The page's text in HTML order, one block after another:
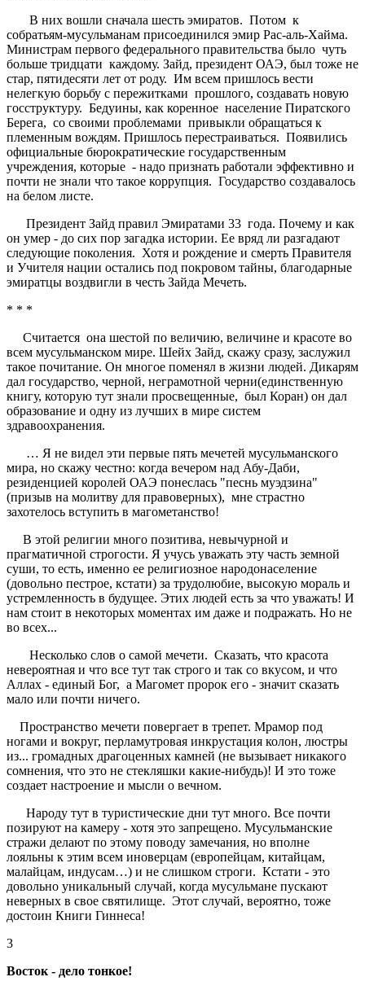
В них вошли сначала шесть эмиратов. Потом к
собратьям-мусульманам присоединился эмир Рас-аль-Хайма.
Министрам первого федерального правительства было чуть
больше тридцати каждому. Зайд, президент ОАЭ, был тоже не
стар, пятидесяти лет от роду. Им всем пришлось вести
нелегкую борьбу с пережитками прошлого, создавать новую
госструктуру. Бедуины, как коренное население Пиратского
Берега, со своими проблемами привыкли обращаться к
племенным вождям. Пришлось перестраиваться. Появились
официальные бюрократические государственным
учреждения, которые - надо признать работали эффективно и
почти не знали что такое коррупция. Государство создавалось
на белом листе.
Президент Зайд правил Эмиратами 33 года. Почему и как
он умер - до сих пор загадка истории. Ее вряд ли разгадают
следующие поколения. Хотя и рождение и смерть Правителя
и Учителя нации остались под покровом тайны, благодарные
эмиратцы воздвигли в честь Зайда Мечеть.
* * *
Считается она шестой по величию, величине и красоте во
всем мусульманском мире. Шейх Зайд, скажу сразу, заслужил
такое почитание. Он многое поменял в жизни людей. Дикарям
дал государство, черной, неграмотной черни(единственную
книгу, которую тут знали просвещенные, был Коран) он дал
образование и одну из лучших в мире систем
здравоохранения.
… Я не видел эти первые пять мечетей мусульманского
мира, но скажу честно: когда вечером над Абу-Даби,
резиденцией королей ОАЭ понеслась "песнь муэдзина"
(призыв на молитву для правоверных), мне страстно
захотелось вступить в магометанство!
В этой религии много позитива, невычурной и
прагматичной строгости. Я учусь уважать эту часть земной
суши, то есть, именно ее религиозное народонаселение
(довольно пестрое, кстати) за трудолюбие, высокую мораль и
устремленность в будущее. Этих людей есть за что уважать! И
нам стоит в некоторых моментах им даже и подражать. Но не
во всех...
Несколько слов о самой мечети. Сказать, что красота
невероятная и что все тут так строго и так со вкусом, и что
Аллах - единый Бог, а Магомет пророк его - значит сказать
мало или почти ничего.
Пространство мечети повергает в трепет. Мрамор под
ногами и вокруг, перламутровая инкрустация колон, люстры
из... громадных драгоценных камней (не вызывает никакого
сомнения, что это не стекляшки какие-нибудь)! И это тоже
создает настроение и мысли о вечном.
Народу тут в туристические дни тут много. Все почти
позируют на камеру - хотя это запрещено. Мусульманские
стражи делают по этому поводу замечания, но вполне
лояльны к этим всем иноверцам (европейцам, китайцам,
малайцам, индусам…) и не слишком строги. Кстати - это
довольно уникальный случай, когда мусульмане пускают
неверных в свое святилище. Этот случай, вероятно, тоже
достоин Книги Гиннеса!
3
Восток - дело тонкое!